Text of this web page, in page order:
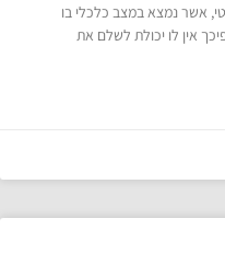
אשר נמצא במצב כלכלי בו
אין לו יכולת לשלם את